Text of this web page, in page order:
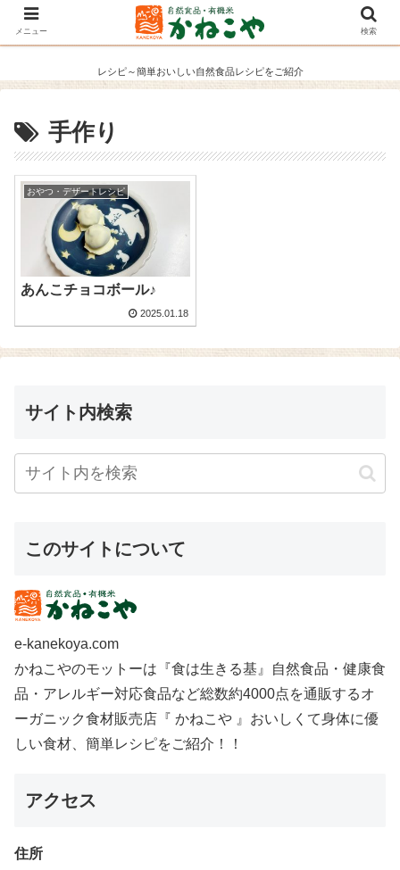
レシピ～簡単おいしい自然食品レシピをご紹介
手作り
おやつ・デザートレシピ
あんこチョコボール♪
2025.01.18
サイト内検索
このサイトについて
e-kanekoya.com
かねこやのモットーは『食は生きる基』自然食品・健康食
品・アレルギー対応食品など総数約4000点を通販するオ
ーガニック食材販売店『 かねこや 』おいしくて身体に優
しい食材、簡単レシピをご紹介！！
アクセス
住所
メニュー 検索